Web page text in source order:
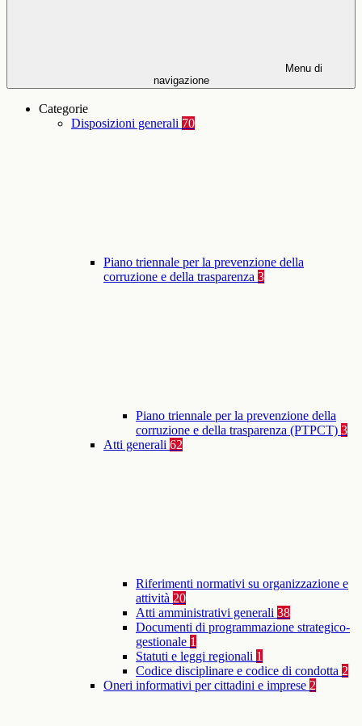
Menu di
navigazione
Categorie
Disposizioni generali 70
Piano triennale per la prevenzione della
corruzione e della trasparenza 3
Piano triennale per la prevenzione della
corruzione e della trasparenza (PTPCT) 3
Atti generali 62
Riferimenti normativi su organizzazione e
attività 20
Atti amministrativi generali 38
Documenti di programmazione strategico-
gestionale 1
Statuti e leggi regionali 1
Codice disciplinare e codice di condotta 2
Oneri informativi per cittadini e imprese 2